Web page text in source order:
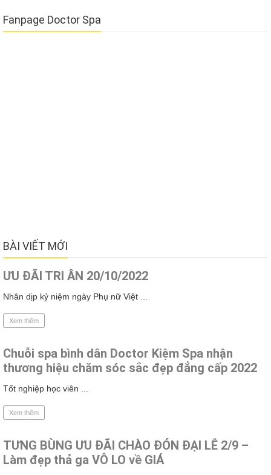
Fanpage Doctor Spa
BÀI VIẾT MỚI
ƯU ĐÃI TRI ÂN 20/10/2022
Nhân dịp kỷ niệm ngày Phụ nữ Việt ...
Xem thêm
Chuỗi spa bình dân Doctor Kiệm Spa nhận
thương hiệu chăm sóc sắc đẹp đẳng cấp 2022
Tốt nghiệp học viên ...
Xem thêm
TƯNG BÙNG ƯU ĐÃI CHÀO ĐÓN ĐẠI LỄ 2/9 –
Làm đẹp thả ga VÔ LO về GIÁ